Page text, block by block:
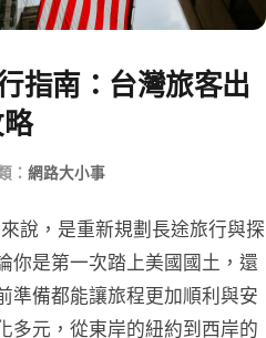
指南：台灣旅客出
： 網路大小事
說，是重新規劃長途旅行與探
你是第一次踏上美國國土，還
準備都能讓旅程更加順利與安
多元，從東岸的紐約到西岸的